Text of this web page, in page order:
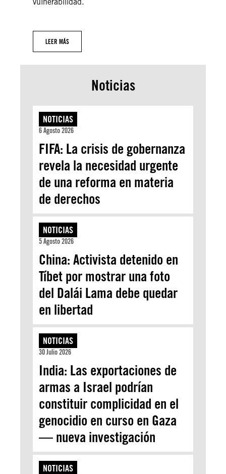
LEER MÁS
Noticias
NOTICIAS
6 Agosto 2026
FIFA: La crisis de gobernanza
revela la necesidad urgente
de una reforma en materia
de derechos
NOTICIAS
5 Agosto 2026
China: Activista detenido en
Tíbet por mostrar una foto
del Dalái Lama debe quedar
en libertad
NOTICIAS
30 Julio 2026
India: Las exportaciones de
armas a Israel podrían
constituir complicidad en el
genocidio en curso en Gaza
— nueva investigación
NOTICIAS